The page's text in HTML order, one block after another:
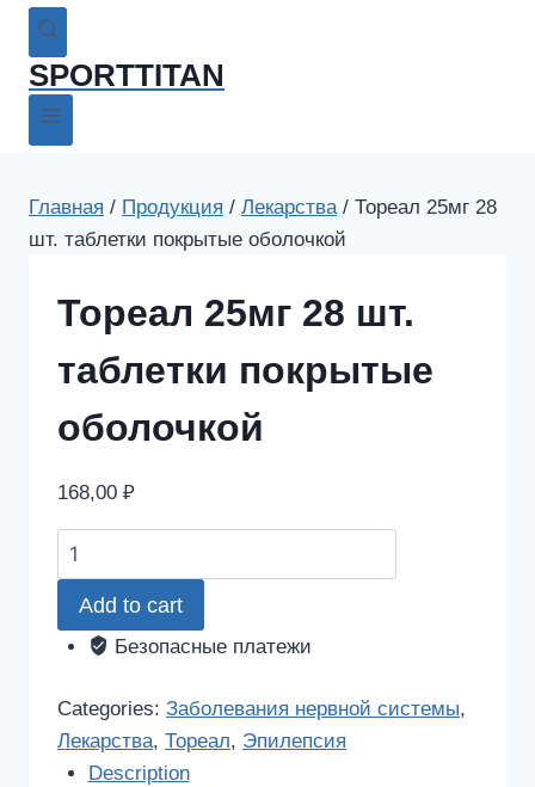
SPORTTITAN
Главная / Продукция / Лекарства / Тореал 25мг 28
шт. таблетки покрытые оболочкой
Тореал 25мг 28 шт.
таблетки покрытые
оболочкой
168,00 ₽
Тореал
25мг
шт.
покрытые
оболочкой
quantity
Add to cart
Безопасные платежи
Categories: Заболевания нервной системы,
Лекарства, Тореал, Эпилепсия
Description